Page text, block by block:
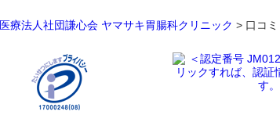
医療法人社団謙心会 ヤマサキ胃腸科クリニック > 口コミ